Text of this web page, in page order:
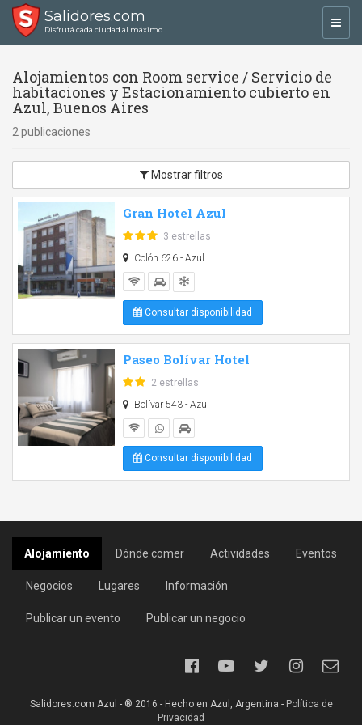
Salidores.com
Disfrutá cada ciudad al máximo
Alojamientos con Room service / Servicio de
habitaciones y Estacionamiento cubierto en
Azul, Buenos Aires
2 publicaciones
Mostrar filtros
Gran Hotel Azul
3 estrellas
Colón 626 - Azul
Consultar disponibilidad
Paseo Bolívar Hotel
2 estrellas
Bolívar 543 - Azul
Consultar disponibilidad
Alojamiento Dónde comer Actividades Eventos
Negocios Lugares Información
Publicar un evento Publicar un negocio
Salidores.com Azul - ® 2016 - Hecho en Azul, Argentina - Política de
Privacidad